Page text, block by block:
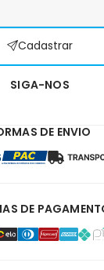
Cadastrar
SIGA-NOS
DE ENVIO
DE